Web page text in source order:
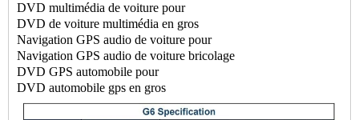
DVD multimédia de voiture pour
DVD de voiture multimédia en gros
Navigation GPS audio de voiture pour
Navigation GPS audio de voiture bricolage
DVD GPS automobile pour
DVD automobile gps en gros